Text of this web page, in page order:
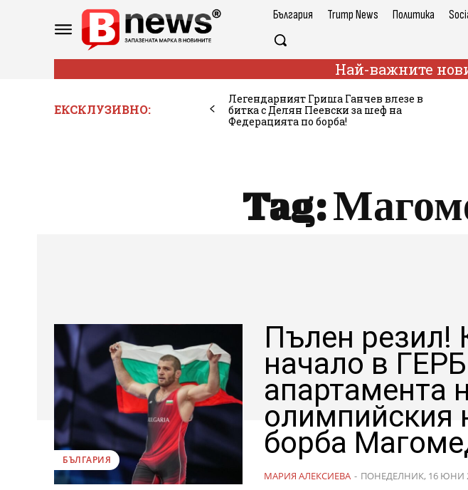
България Trump News Политика
Най-важните
ЕКСКЛУЗИВНО:
Легендарният Гриша Ганчев влезе в
битка с Делян Пеевски за шеф на
Федерацията по борба!
Tag:
БЪЛГАРИЯ
Пълен резил!
начало в
апартамента
олимпийския
борба
МАРИЯ АЛЕКСИЕВА - ПОНЕДЕЛНИК, 16 ЮНИ